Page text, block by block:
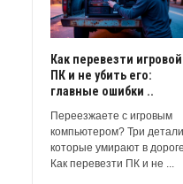
Как перевезти игровой
ПК и не убить его:
главные ошибки ..
Переезжаете с игровым
компьютером? Три
которые умирают в
Как перевезти ПК и не ...